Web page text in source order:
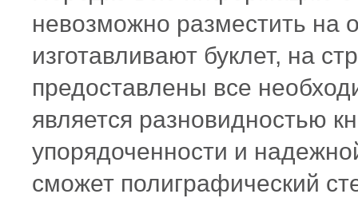
невозможно разместить на
изготавливают буклет, на
предоставлены все
является разновидностью
упорядоченности и
сможет полиграфический